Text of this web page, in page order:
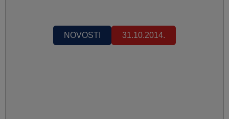
NOVOSTI 31.10.2014.